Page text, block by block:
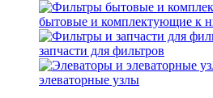
бытовые и комплектующие к
запчасти для фильтров
элеваторные узлы